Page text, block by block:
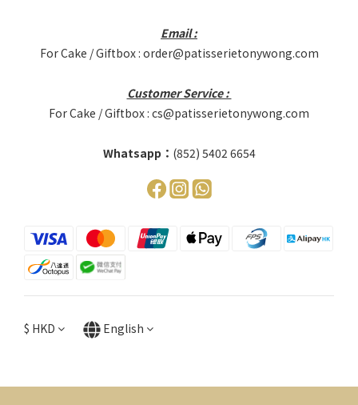
Email :
For Cake / Giftbox : order@patisserietonywong.com
Customer Service :
For Cake / Giftbox : cs@patisserietonywong.com
Whatsapp： (852) 5402 6654
$ HKD English